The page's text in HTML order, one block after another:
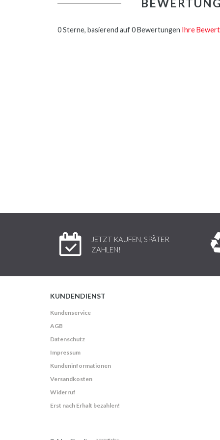
0 Sterne, basierend auf 0 Bewertungen Ihre
JETZT KAUFEN, SPÄTER
ZAHLEN!
KUNDENDIENST
Kundenservice
AGB
Datenschutz
Impressum
Kundeninformationen
Versandkosten
Widerruf
Erst nach Erhalt bezahlen!